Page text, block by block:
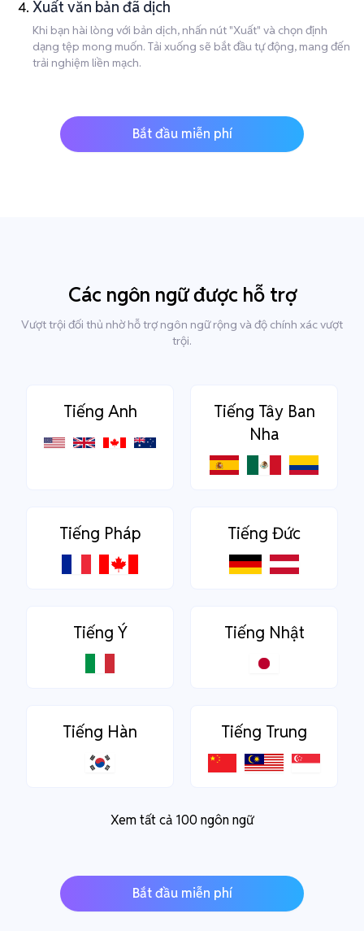
Xuất văn bản đã dịch
Khi bạn hài lòng với bản dịch, nhấn nút "Xuất" và chọn định
dạng tệp mong muốn. Tải xuống sẽ bắt đầu tự động, mang đến
trải nghiệm liền mạch.
Bắt đầu miễn phí
Các ngôn ngữ được hỗ trợ
Vượt trội đối thủ nhờ hỗ trợ ngôn ngữ rộng và độ chính xác vượt
trội.
Tiếng Anh
Tiếng Tây Ban
Nha
Tiếng Pháp Tiếng Đức
Tiếng Ý Tiếng Nhật
Tiếng Hàn Tiếng Trung
Xem tất cả 100 ngôn ngữ
Bắt đầu miễn phí